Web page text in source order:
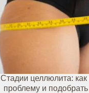
Стадии целлюлита: как
проблему и